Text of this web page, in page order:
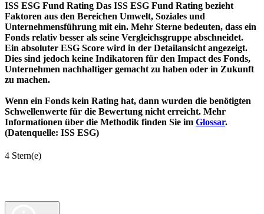
ISS ESG Fund Rating Das ISS ESG Fund Rating bezieht
Faktoren aus den Bereichen Umwelt, Soziales und
Unternehmensführung mit ein. Mehr Sterne bedeuten, dass ein
Fonds relativ besser als seine Vergleichsgruppe abschneidet.
Ein absoluter ESG Score wird in der Detailansicht angezeigt.
Dies sind jedoch keine Indikatoren für den Impact des Fonds,
Unternehmen nachhaltiger gemacht zu haben oder in Zukunft
zu machen.
Wenn ein Fonds kein Rating hat, dann wurden die benötigten
Schwellenwerte für die Bewertung nicht erreicht. Mehr
Informationen über die Methodik finden Sie im Glossar.
(Datenquelle: ISS ESG)
4 Stern(e)